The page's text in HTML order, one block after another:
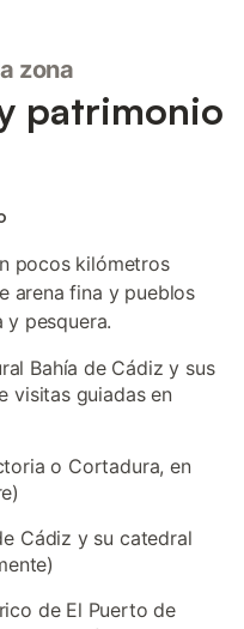
zona
patrimonio
pocos kilómetros
arena fina y pueblos
pesquera.
Bahía de Cádiz y sus
visitas guiadas en
o Cortadura, en
Cádiz y su catedral
de El Puerto de